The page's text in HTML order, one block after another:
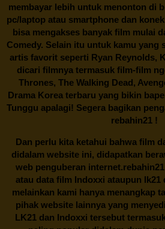
membayar lebih untuk menonton di
pc/laptop atau smartphone dan
bisa mengakses banyak film mulai
Comedy. Selain itu untuk kamu yang
artis favorit seperti Ryan Reynolds,
dicari filmnya termasuk film-film
Thrones, The Walking Dead,
Drama Korea terbaru yang bikin
Tunggu apalagi! Segera bagikan
rebahin21 !
Dan perlu kita ketahui bahwa film
didalam website ini, didapatkan
web penguberan internet.rebahin21
atau data film Indoxxi ataupun lk21
melainkan kami hanya menangkap
pihak website lainnya yang
LK21 dan Indoxxi tersebut